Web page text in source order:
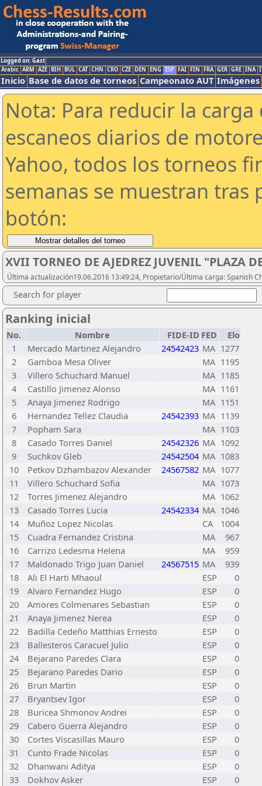
Logged on: Gast
Arabic ARM AZE BIH BUL CAT CHN CRO CZE DEN ENG ESP FAI FIN FRA GER GRE INA
Inicio Base de datos de torneos Campeonato AUT Imágenes
Nota: Para reducir la
escaneos diarios de
Yahoo, todos los torneos
semanas se muestran tras
botón:
XVII TORNEO DE AJEDREZ JUVENIL "PLAZA
Última actualización19.06.2016 13:49:24, Propietario/Última carga: Spanish
Search for player
Ranking inicial
No. Nombre FIDE-ID FED
Elo
1
Mercado Martinez Alejandro 24542423 MA 1277
2
Gamboa Mesa Oliver MA 1195
3
Villero Schuchard Manuel MA 1185
4
Castillo Jimenez Alonso MA 1161
5
Anaya Jimenez Rodrigo MA 1151
6
Hernandez Tellez Claudia 24542393 MA 1139
7
Popham Sara MA 1103
8
Casado Torres Daniel 24542326 MA 1092
9
Suchkov Gleb 24542504 MA 1083
10
Petkov Dzhambazov Alexander 24567582 MA 1077
11
Villero Schuchard Sofia MA 1073
12
Torres Jimenez Alejandro MA 1062
13
Casado Torres Lucia 24542334 MA 1046
14
Muñoz Lopez Nicolas CA
1004
15
Cuadra Fernandez Cristina MA
967
16
Carrizo Ledesma Helena MA
959
17
Maldonado Trigo Juan Daniel 24567515 MA
939
18
Ali El Harti Mhaoul ESP
0
19
Alvaro Fernandez Hugo ESP
0
20
Amores Colmenares Sebastian ESP
0
21
Anaya Jimenez Nerea ESP
0
22
Badilla Cedeño Matthias Ernesto ESP
0
23
Ballesteros Caracuel Julio ESP
0
24
Bejarano Paredes Clara ESP
0
25
Bejarano Paredes Dario ESP
0
26
Brun Martin ESP
0
27
Bryantsev Igor ESP
0
28
Buricea Shmonov Andrei ESP
0
29
Cabero Guerra Alejandro ESP
0
30
Cortes Viscasillas Mauro ESP
0
31
Cunto Frade Nicolas ESP
0
32
Dhanwani Aditya ESP
0
33
Dokhov Asker ESP
0